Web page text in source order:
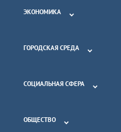
ЭКОНОМИКА
ГОРОДСКАЯ СРЕДА
СОЦИАЛЬНАЯ СФЕРА
ОБЩЕСТВО